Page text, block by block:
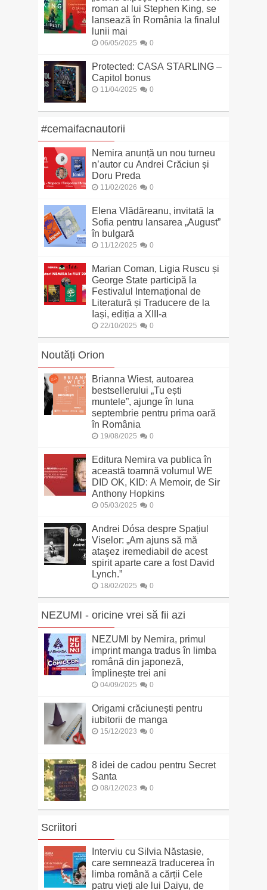
roman al lui Stephen King, se
lansează în România la finalul
lunii mai
06/05/2025 0
Protected: CASA STARLING –
Capitol bonus
11/04/2025 0
#cemaifacnautorii
Nemira anunță un nou turneu
n’autor cu Andrei Crăciun și
Doru Preda
11/02/2026 0
Elena Vlădăreanu, invitată la
Sofia pentru lansarea „August”
în bulgară
11/12/2025 0
Marian Coman, Ligia Ruscu și
George State participă la
Festivalul Internațional de
Literatură și Traducere de la
Iași, ediția a XIII-a
22/10/2025 0
Noutăți Orion
Brianna Wiest, autoarea
bestsellerului „Tu ești
muntele”, ajunge în luna
septembrie pentru prima oară
în România
19/08/2025 0
Editura Nemira va publica în
această toamnă volumul WE
DID OK, KID: A Memoir, de Sir
Anthony Hopkins
05/03/2025 0
Andrei Dósa despre Spațiul
Viselor: „Am ajuns să mă
ataşez iremediabil de acest
spirit aparte care a fost David
Lynch.”
18/02/2025 0
NEZUMI - oricine vrei să fii azi
NEZUMI by Nemira, primul
imprint manga tradus în limba
română din japoneză,
împlinește trei ani
04/09/2025 0
Origami crăciunești pentru
iubitorii de manga
15/12/2023 0
8 idei de cadou pentru Secret
Santa
08/12/2023 0
Scriitori
Interviu cu Silvia Năstasie,
care semnează traducerea în
limba română a cărții Cele
patru vieți ale lui Daiyu, de